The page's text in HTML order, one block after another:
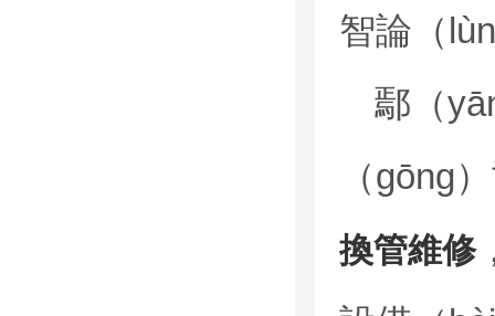
智論（
鄢（
（gōng
換管維修